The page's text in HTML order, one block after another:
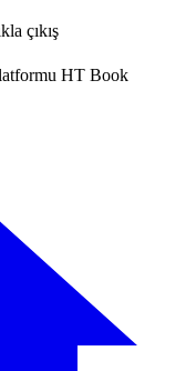
çıkış
HT Book